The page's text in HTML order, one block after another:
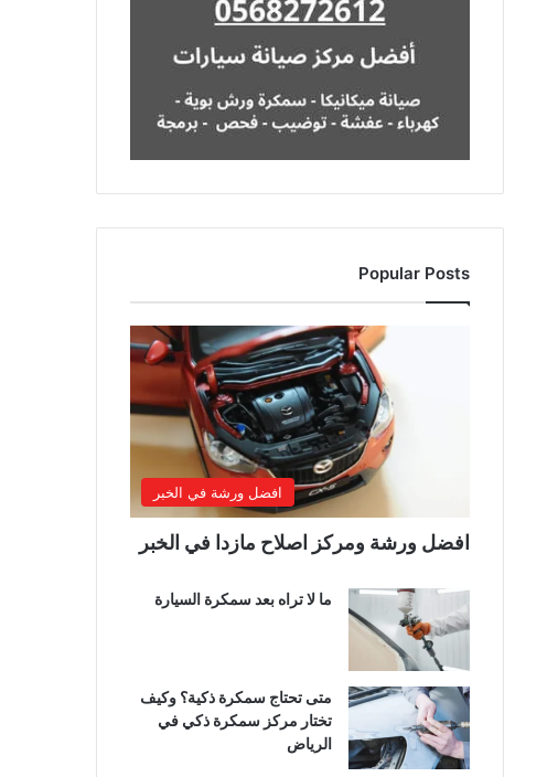
Popular Posts
افضل ورشة في الخبر
افضل ورشة ومركز اصلاح مازدا في الخبر
ما لا تراه بعد سمكرة السيارة
متى تحتاج سمكرة ذكية؟ وكيف
تختار مركز سمكرة ذكي في
الرياض